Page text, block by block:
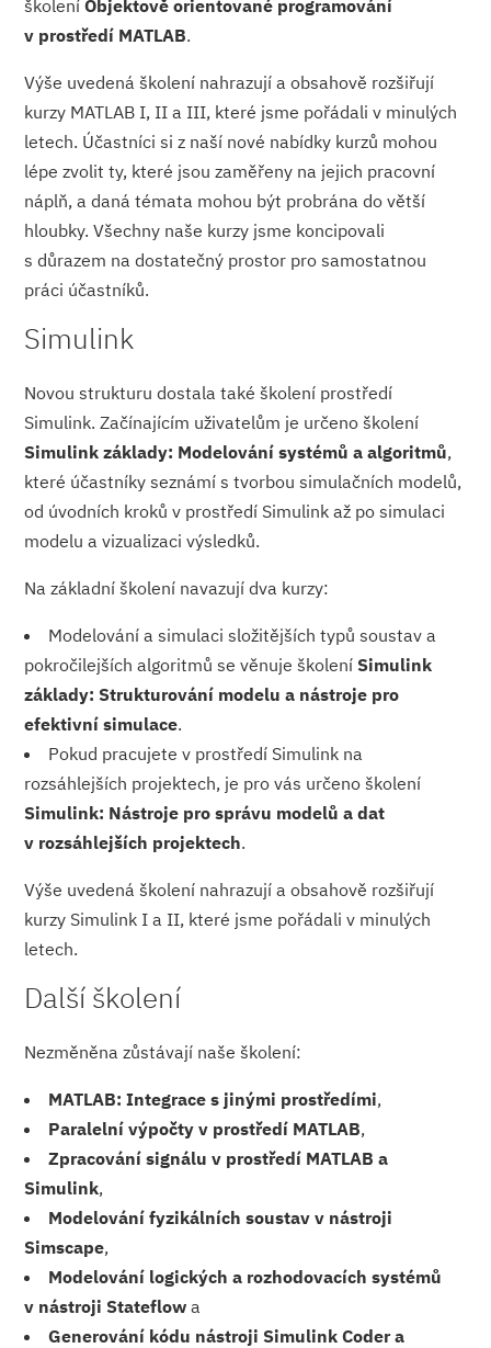
školeníObjektově orientované programování
v prostředí MATLAB.
Výše uvedená školení nahrazují a obsahově rozšiřují
kurzy MATLAB I, II a III, které jsme pořádali v minulých
letech. Účastníci si z naší nové nabídky kurzů mohou
lépe zvolit ty, které jsou zaměřeny na jejich pracovní
náplň, a daná témata mohou být probrána do větší
hloubky. Všechny naše kurzy jsme koncipovali
s důrazem na dostatečný prostor pro samostatnou
práci účastníků.
Simulink
Novou strukturu dostala také školení prostředí
Simulink. Začínajícím uživatelům je určeno školení
Simulink základy: Modelování systémů a algoritmů,
které účastníky seznámí s tvorbou simulačních modelů,
od úvodních kroků v prostředí Simulink až po simulaci
modelu a vizualizaci výsledků.
Na základní školení navazují dva kurzy:
Modelování a simulaci složitějších typů soustav a
pokročilejších algoritmů se věnuje školeníSimulink
základy: Strukturování modelu a nástroje pro
efektivní simulace.
Pokud pracujete v prostředí Simulink na
rozsáhlejších projektech, je pro vás určeno školení
Simulink: Nástroje pro správu modelů a dat
v rozsáhlejších projektech.
Výše uvedená školení nahrazují a obsahově rozšiřují
kurzy Simulink I a II, které jsme pořádali v minulých
letech.
Další školení
Nezměněna zůstávají naše školení:
MATLAB: Integrace s jinými prostředími,
Paralelní výpočty v prostředí MATLAB,
Zpracování signálu v prostředí MATLAB a
Simulink,
Modelování fyzikálních soustav v nástroji
Simscape,
Modelování logických a rozhodovacích systémů
v nástroji Stateflow a
Generování kódu nástroji Simulink Coder a